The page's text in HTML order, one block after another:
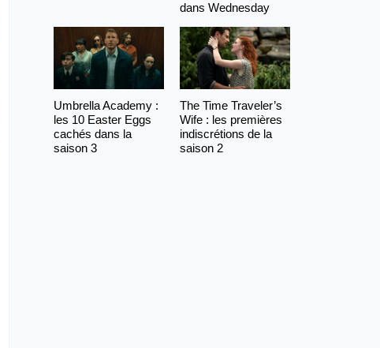
dans Wednesday
Umbrella Academy :
les 10 Easter Eggs
cachés dans la
saison 3
The Time Traveler’s
Wife : les premières
indiscrétions de la
saison 2